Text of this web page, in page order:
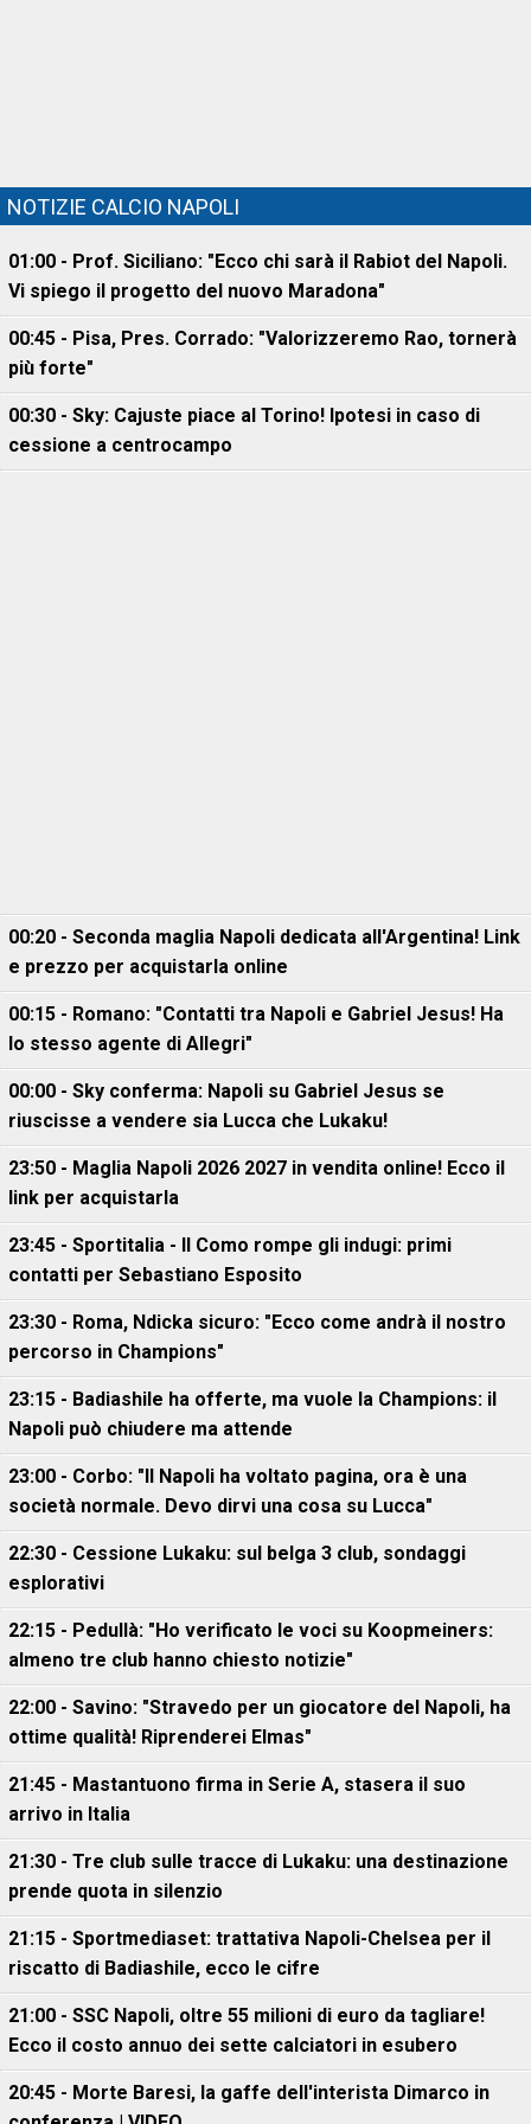
NOTIZIE CALCIO NAPOLI
01:00 - Prof. Siciliano: "Ecco chi sarà il Rabiot del Napoli.
Vi spiego il progetto del nuovo Maradona"
00:45 - Pisa, Pres. Corrado: "Valorizzeremo Rao, tornerà
più forte"
00:30 - Sky: Cajuste piace al Torino! Ipotesi in caso di
cessione a centrocampo
00:20 - Seconda maglia Napoli dedicata all'Argentina! Link
e prezzo per acquistarla online
00:15 - Romano: "Contatti tra Napoli e Gabriel Jesus! Ha
lo stesso agente di Allegri"
00:00 - Sky conferma: Napoli su Gabriel Jesus se
riuscisse a vendere sia Lucca che Lukaku!
23:50 - Maglia Napoli 2026 2027 in vendita online! Ecco il
link per acquistarla
23:45 - Sportitalia - Il Como rompe gli indugi: primi
contatti per Sebastiano Esposito
23:30 - Roma, Ndicka sicuro: "Ecco come andrà il nostro
percorso in Champions"
23:15 - Badiashile ha offerte, ma vuole la Champions: il
Napoli può chiudere ma attende
23:00 - Corbo: "Il Napoli ha voltato pagina, ora è una
società normale. Devo dirvi una cosa su Lucca"
22:30 - Cessione Lukaku: sul belga 3 club, sondaggi
esplorativi
22:15 - Pedullà: "Ho verificato le voci su Koopmeiners:
almeno tre club hanno chiesto notizie"
22:00 - Savino: "Stravedo per un giocatore del Napoli, ha
ottime qualità! Riprenderei Elmas"
21:45 - Mastantuono firma in Serie A, stasera il suo
arrivo in Italia
21:30 - Tre club sulle tracce di Lukaku: una destinazione
prende quota in silenzio
21:15 - Sportmediaset: trattativa Napoli-Chelsea per il
riscatto di Badiashile, ecco le cifre
21:00 - SSC Napoli, oltre 55 milioni di euro da tagliare!
Ecco il costo annuo dei sette calciatori in esubero
20:45 - Morte Baresi, la gaffe dell'interista Dimarco in